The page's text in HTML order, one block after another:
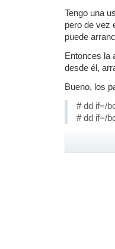
Tengo una
pero de vez
puede
Entonces la
desde él,
Bueno, los
# dd if=/
# dd if=/